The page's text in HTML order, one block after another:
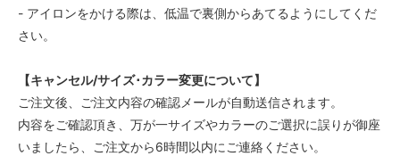
- アイロンをかける際は、低温で裏側からあてるようにしてくだ
さい。
【キャンセル/サイズ･カラー変更について】
ご注文後、ご注文内容の確認メールが自動送信されます。
内容をご確認頂き、万が一サイズやカラーのご選択に誤りが御座
いましたら、ご注文から6時間以内にご連絡ください。